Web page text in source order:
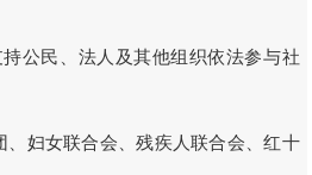
公民、法人及其他组织依法参与社
、妇女联合会、残疾人联合会、红十